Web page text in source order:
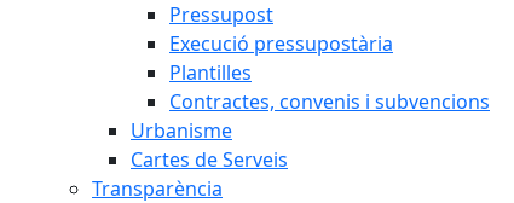
Pressupost
Execució pressupostària
Plantilles
Contractes, convenis i subvencions
Urbanisme
Cartes de Serveis
Transparència